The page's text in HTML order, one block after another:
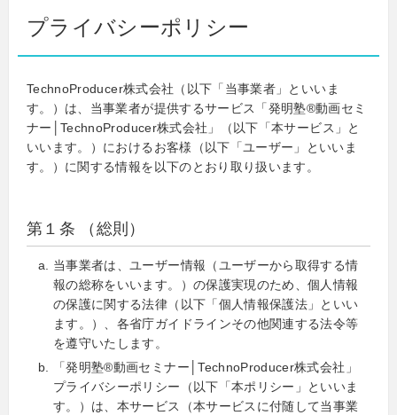
プライバシーポリシー
TechnoProducer株式会社（以下「当事業者」といいま
す。）は、当事業者が提供するサービス「発明塾®動画セミ
ナー│TechnoProducer株式会社」（以下「本サービス」と
いいます。）におけるお客様（以下「ユーザー」といいま
す。）に関する情報を以下のとおり取り扱います。
第１条 （総則）
当事業者は、ユーザー情報（ユーザーから取得する情
報の総称をいいます。）の保護実現のため、個人情報
の保護に関する法律（以下「個人情報保護法」といい
ます。）、各省庁ガイドラインその他関連する法令等
を遵守いたします。
「発明塾®動画セミナー│TechnoProducer株式会社」
プライバシーポリシー（以下「本ポリシー」といいま
す。）は、本サービス（本サービスに付随して当事業